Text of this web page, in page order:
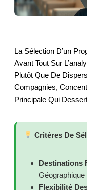
La Sélection D’un
Avant Tout Sur
Plutôt Que De
Compagnies,
Principale Qui
Critères De
Destinations
Géographique
Flexibilité